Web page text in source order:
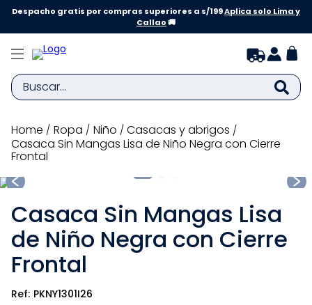
Despacho gratis por compras superiores a s/199Aplica solo Lima y
Callao🚚
Buscar...
ropa niño
casacas y abrigos
Casaca Sin Mangas Lisa de Niño Negra con Cierre
Frontal
Casaca Sin Mangas Lisa
de Niño Negra con Cierre
Frontal
PKNY1301I26
TÉRMINOS MÁS BUSCADOS
1.
zapatillas niña
2.
4.
sandalias
5.
sandalias niña
6
bebe
7.
disney